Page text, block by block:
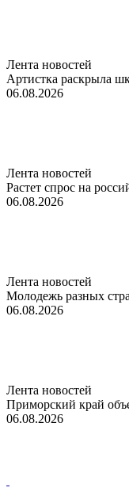
Лента новостей
Артистка раскрыла
06.08.2026
Лента новостей
Растет спрос на
06.08.2026
Лента новостей
Молодежь разных
06.08.2026
Лента новостей
Приморский край
06.08.2026